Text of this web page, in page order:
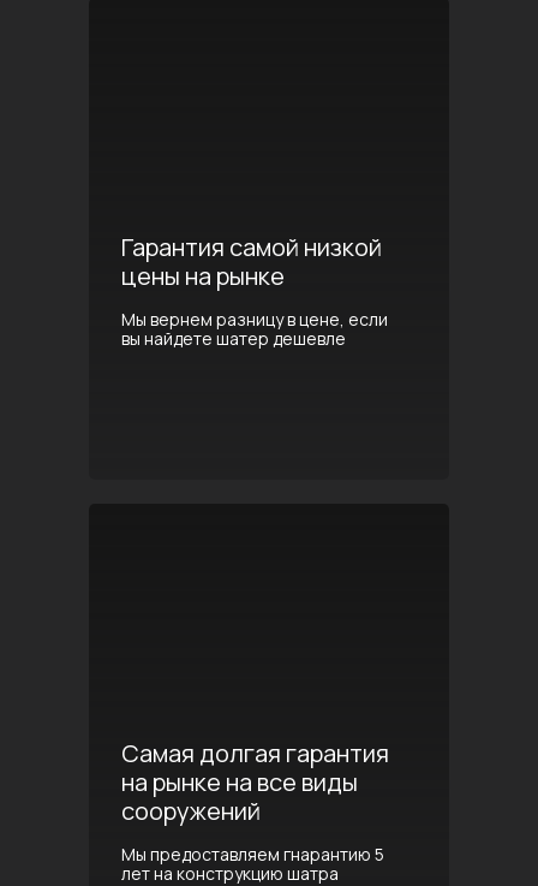
Гарантия самой низкой
цены на рынке
Мы вернем разницу в цене, если
вы найдете шатер дешевле
Самая долгая гарантия
на рынке на все виды
сооружений
Мы предоставляем гнарантию 5
лет на конструкцию шатра